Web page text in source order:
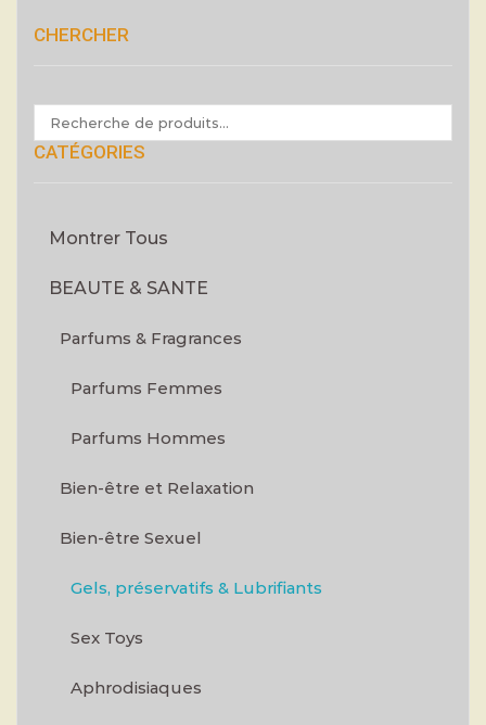
CHERCHER
CATÉGORIES
Montrer Tous
BEAUTE & SANTE
Parfums & Fragrances
Parfums Femmes
Parfums Hommes
Bien-être et Relaxation
Bien-être Sexuel
Gels, préservatifs & Lubrifiants
Sex Toys
Aphrodisiaques